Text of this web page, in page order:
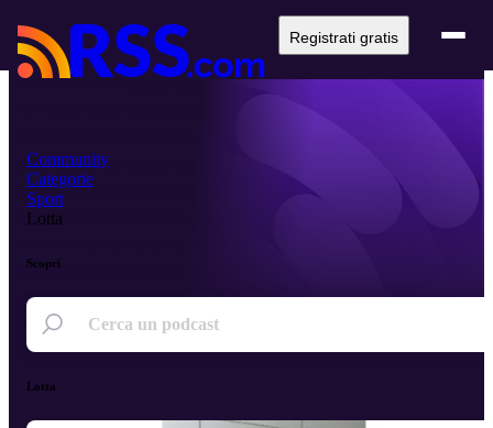
Registrati gratis
Community
Categorie
Sport
Lotta
Scopri
Lotta